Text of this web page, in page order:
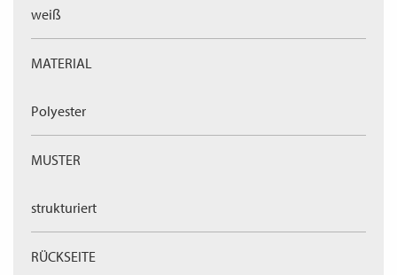
weiß
MATERIAL
Polyester
MUSTER
strukturiert
RÜCKSEITE